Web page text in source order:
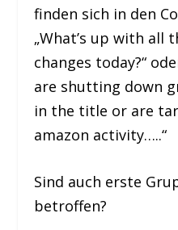
finden sich in den
„What’s up with all
changes today?“
are shutting down
in the title or are
amazon activity…..“
Sind auch erste
betroffen?